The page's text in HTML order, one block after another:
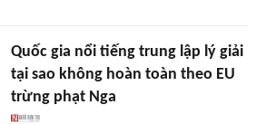
Quốc gia nổi tiếng trung lập lý giải
tại sao không hoàn toàn theo EU
trừng phạt Nga